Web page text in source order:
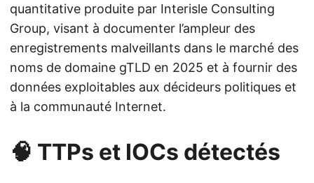
quantitative produite par Interisle Consulting
Group, visant à documenter l’ampleur des
enregistrements malveillants dans le marché des
noms de domaine gTLD en 2025 et à fournir des
données exploitables aux décideurs politiques et
à la communauté Internet.
🧠 TTPs et IOCs détectés